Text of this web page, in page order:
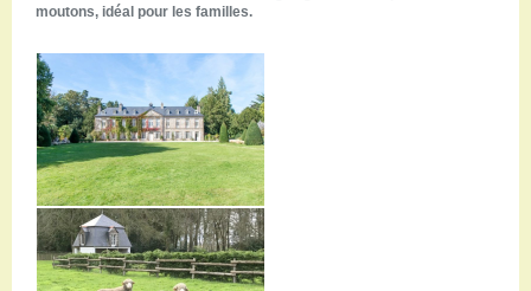
moutons, idéal pour les familles.